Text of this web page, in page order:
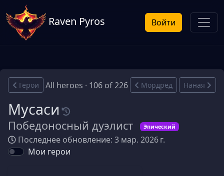
Raven Pyros Войти
Герои All heroes · 106 of 226 Мордред Наная
Мусаси
Победоносный дуэлист Эпический
Последнее обновление: 3 мар. 2026 г.
Мои герои